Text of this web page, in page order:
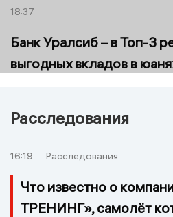
18:37
Банк Уралсиб – в Топ-3
выгодных вкладов в
Расследования
16:19 Расследования
Что известно о
ТРЕНИНГ», самолёт